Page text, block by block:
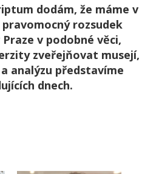
dodám, že máme v
rozsudek
v podobné věci,
zveřejňovat musejí,
analýzu představíme
dnech.